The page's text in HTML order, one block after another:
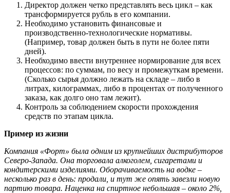
Директор должен четко представлять весь цикл – как
трансформируется рубль в его компании.
Необходимо установить финансовые и
производственно-технологические нормативы.
(Например, товар должен быть в пути не более пяти
дней).
Необходимо ввести внутреннее нормирование для всех
процессов: по суммам, по весу и промежуткам времени.
(Сколько сырья должно лежать на складе – либо в
литрах, килограммах, либо в процентах от полученного
заказа, как долго оно там лежит).
Контроль за соблюдением скорости прохождения
средств по этапам цикла.
Пример из жизни
Компания «Форт» была одним из крупнейших дистрибуторов
Северо-Запада. Она торговала алкоголем, сигаретами и
кондитерскими изделиями. Оборачиваемость на водке –
несколько раз в день: продали, и тут же опять завезли новую
партию товара. Наценка на спиртное небольшая – около 2%,